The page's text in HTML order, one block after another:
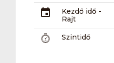
Kezdő idő -
Rajt
Szintidő